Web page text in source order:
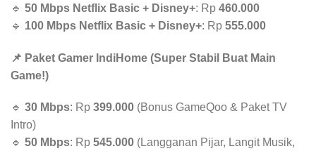
🔹 50 Mbps Netflix Basic + Disney+: Rp 460.000
🔹 100 Mbps Netflix Basic + Disney+: Rp 555.000
📌 Paket Gamer IndiHome (Super Stabil Buat Main
Game!)
🔹 30 Mbps: Rp 399.000 (Bonus GameQoo & Paket TV
Intro)
🔹 50 Mbps: Rp 545.000 (Langganan Pijar, Langit Musik,